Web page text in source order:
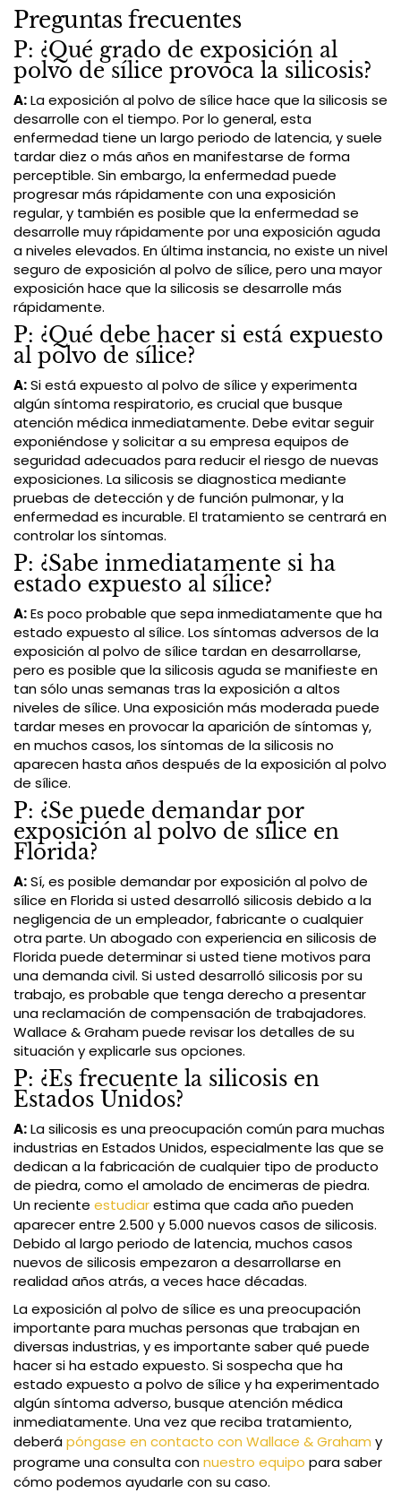
Preguntas frecuentes
P: ¿Qué grado de exposición al
polvo de sílice provoca la silicosis?
A:La exposición al polvo de sílice hace que la silicosis se
desarrolle con el tiempo. Por lo general, esta
enfermedad tiene un largo periodo de latencia, y suele
tardar diez o más años en manifestarse de forma
perceptible. Sin embargo, la enfermedad puede
progresar más rápidamente con una exposición
regular, y también es posible que la enfermedad se
desarrolle muy rápidamente por una exposición aguda
a niveles elevados. En última instancia, no existe un nivel
seguro de exposición al polvo de sílice, pero una mayor
exposición hace que la silicosis se desarrolle más
rápidamente.
P: ¿Qué debe hacer si está expuesto
al polvo de sílice?
A:Si está expuesto al polvo de sílice y experimenta
algún síntoma respiratorio, es crucial que busque
atención médica inmediatamente. Debe evitar seguir
exponiéndose y solicitar a su empresa equipos de
seguridad adecuados para reducir el riesgo de nuevas
exposiciones. La silicosis se diagnostica mediante
pruebas de detección y de función pulmonar, y la
enfermedad es incurable. El tratamiento se centrará en
controlar los síntomas.
P: ¿Sabe inmediatamente si ha
estado expuesto al sílice?
A:Es poco probable que sepa inmediatamente que ha
estado expuesto al sílice. Los síntomas adversos de la
exposición al polvo de sílice tardan en desarrollarse,
pero es posible que la silicosis aguda se manifieste en
tan sólo unas semanas tras la exposición a altos
niveles de sílice. Una exposición más moderada puede
tardar meses en provocar la aparición de síntomas y,
en muchos casos, los síntomas de la silicosis no
aparecen hasta años después de la exposición al polvo
de sílice.
P: ¿Se puede demandar por
exposición al polvo de sílice en
Florida?
A:Sí, es posible demandar por exposición al polvo de
sílice en Florida si usted desarrolló silicosis debido a la
negligencia de un empleador, fabricante o cualquier
otra parte. Un abogado con experiencia en silicosis de
Florida puede determinar si usted tiene motivos para
una demanda civil. Si usted desarrolló silicosis por su
trabajo, es probable que tenga derecho a presentar
una reclamación de compensación de trabajadores.
Wallace & Graham puede revisar los detalles de su
situación y explicarle sus opciones.
P: ¿Es frecuente la silicosis en
Estados Unidos?
A:La silicosis es una preocupación común para muchas
industrias en Estados Unidos, especialmente las que se
dedican a la fabricación de cualquier tipo de producto
de piedra, como el amolado de encimeras de piedra.
Un reciente estudiarestima que cada año pueden
aparecer entre 2.500 y 5.000 nuevos casos de silicosis.
Debido al largo periodo de latencia, muchos casos
nuevos de silicosis empezaron a desarrollarse en
realidad años atrás, a veces hace décadas.
La exposición al polvo de sílice es una preocupación
importante para muchas personas que trabajan en
diversas industrias, y es importante saber qué puede
hacer si ha estado expuesto. Si sospecha que ha
estado expuesto a polvo de sílice y ha experimentado
algún síntoma adverso, busque atención médica
inmediatamente. Una vez que reciba tratamiento,
deberápóngase en contacto con Wallace & Graham y
programe una consulta connuestro equipo para saber
cómo podemos ayudarle con su caso.